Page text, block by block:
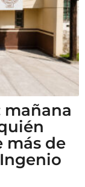
mañana
más de